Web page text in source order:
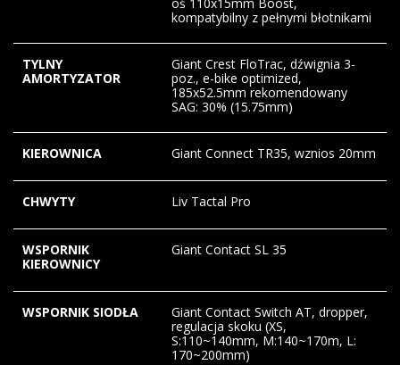
oś 110x15mm Boost,
kompatybilny z pełnymi błotnikami
TYLNY
AMORTYZATOR
Giant Crest FloTrac, dźwignia 3-
poz., e-bike optimized,
185x52.5mm rekomendowany
SAG: 30% (15.75mm)
KIEROWNICA Giant Connect TR35, wznios 20mm
CHWYTY Liv Tactal Pro
WSPORNIK
KIEROWNICY
Giant Contact SL 35
WSPORNIK SIODŁA
Giant Contact Switch AT, dropper,
regulacja skoku (XS,
S:110~140mm, M:140~170m, L:
170~200mm)